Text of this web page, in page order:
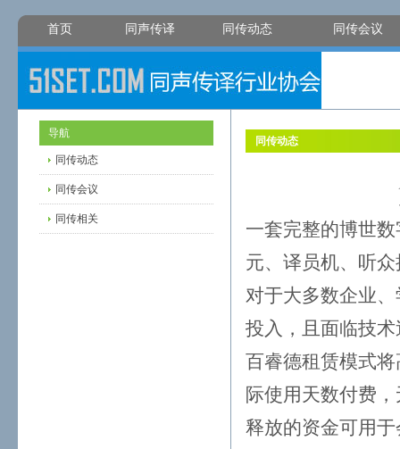
首页 同声传译 同传动态 同传会议
导航
同传动态
同传会议
同传相关
同传动态
一套完整的博世
元、译员机、听
对于大多数企业
投入，且面临技
百睿德租赁模式
际使用天数付费
释放的资金可用